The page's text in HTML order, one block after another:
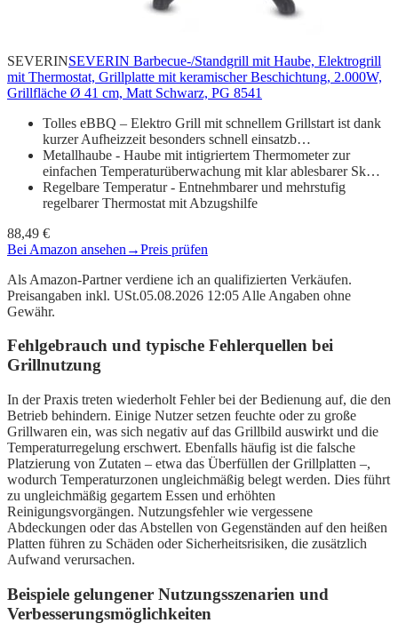
SEVERINSEVERIN Barbecue-/Standgrill mit Haube, Elektrogrill
mit Thermostat, Grillplatte mit keramischer Beschichtung, 2.000W,
Grillfläche Ø 41 cm, Matt Schwarz, PG 8541
Tolles eBBQ – Elektro Grill mit schnellem Grillstart ist dank
kurzer Aufheizzeit besonders schnell einsatzb…
Metallhaube - Haube mit intigriertem Thermometer zur
einfachen Temperaturüberwachung mit klar ablesbarer Sk…
Regelbare Temperatur - Entnehmbarer und mehrstufig
regelbarer Thermostat mit Abzugshilfe
88,49 €
Bei Amazon ansehen →Preis prüfen
Als Amazon-Partner verdiene ich an qualifizierten Verkäufen.
Preisangaben inkl. USt.05.08.2026 12:05 Alle Angaben ohne
Gewähr.
Fehlgebrauch und typische Fehlerquellen bei
Grillnutzung
In der Praxis treten wiederholt Fehler bei der Bedienung auf, die den
Betrieb behindern. Einige Nutzer setzen feuchte oder zu große
Grillwaren ein, was sich negativ auf das Grillbild auswirkt und die
Temperaturregelung erschwert. Ebenfalls häufig ist die falsche
Platzierung von Zutaten – etwa das Überfüllen der Grillplatten –,
wodurch Temperaturzonen ungleichmäßig belegt werden. Dies führt
zu ungleichmäßig gegartem Essen und erhöhten
Reinigungsvorgängen. Nutzungsfehler wie vergessene
Abdeckungen oder das Abstellen von Gegenständen auf den heißen
Platten führen zu Schäden oder Sicherheitsrisiken, die zusätzlich
Aufwand verursachen.
Beispiele gelungener Nutzungsszenarien und
Verbesserungsmöglichkeiten